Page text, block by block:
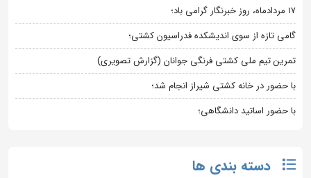
۱۷ مردادماه، روز خبرنگار گرامی باد؛
گامی تازه از سوی اندیشکده فدراسیون کشتی؛
تمرین تیم ملی کشتی فرنگی جوانان (گزارش تصویری)
با حضور در خانه کشتی شیراز انجام شد؛
با حضور اساتید دانشگاهی؛
دسته بندی ها